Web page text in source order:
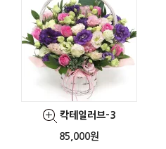
칵테일러브-3
85,000원